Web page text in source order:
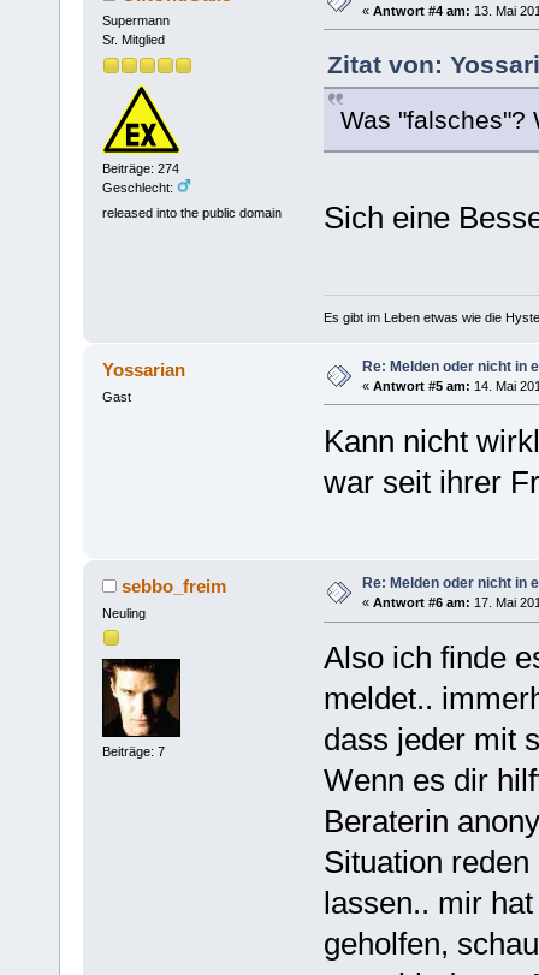
Supermann
Sr. Mitglied
Beiträge: 274
Geschlecht:
released into the public domain
« Antwort #4 am: 13. Mai
Zitat von:
Was "falsches"?
Sich eine
Es gibt im Leben etwas wie die
Yossarian
Gast
Re: Melden oder nicht in
« Antwort #5 am: 14. Mai
Kann nicht
war seit ihrer
sebbo_freim
Neuling
Beiträge: 7
Re: Melden oder nicht in
« Antwort #6 am: 17. Mai
Also ich finde
meldet..
dass jeder mit
Wenn es dir
Beraterin
Situation
lassen.. mir
geholfen,